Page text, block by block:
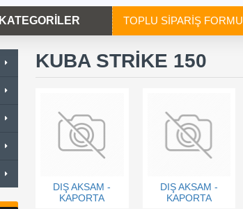
KATEGORİLER TOPLU SİPARİŞ FORMU
KUBA STRİKE 150
DIŞ AKSAM -
KAPORTA
DIŞ AKSAM -
KAPORTA